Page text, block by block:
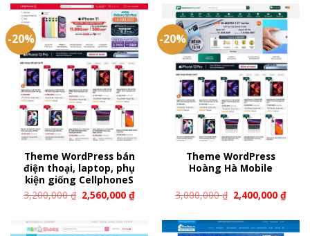
-20%
Theme WordPress bán
điện thoại, laptop, phụ
kiện giống CellphoneS
3,200,000₫ 2,560,000₫
-20%
Theme WordPress
Hoàng Hà Mobile
3,000,000₫ 2,400,000₫